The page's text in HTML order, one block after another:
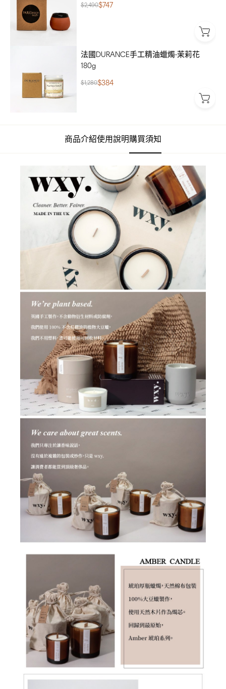
$2,490$747
法國DURANCE手工精油蠟燭-茉莉花
180g
$1,280$384
商品介紹使用說明購買須知